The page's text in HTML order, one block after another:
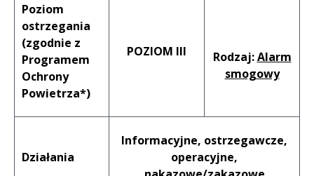
Poziom
ostrzegania
(zgodnie z
Programem
Ochrony
Powietrza*)
POZIOM III Rodzaj:Alarm
smogowy
Działania
Informacyjne, ostrzegawcze,
operacyjne,